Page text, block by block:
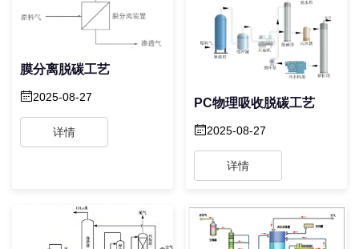
膜分离脱碳工艺
2025-08-27
详情
PC物理吸收脱碳工艺
2025-08-27
详情